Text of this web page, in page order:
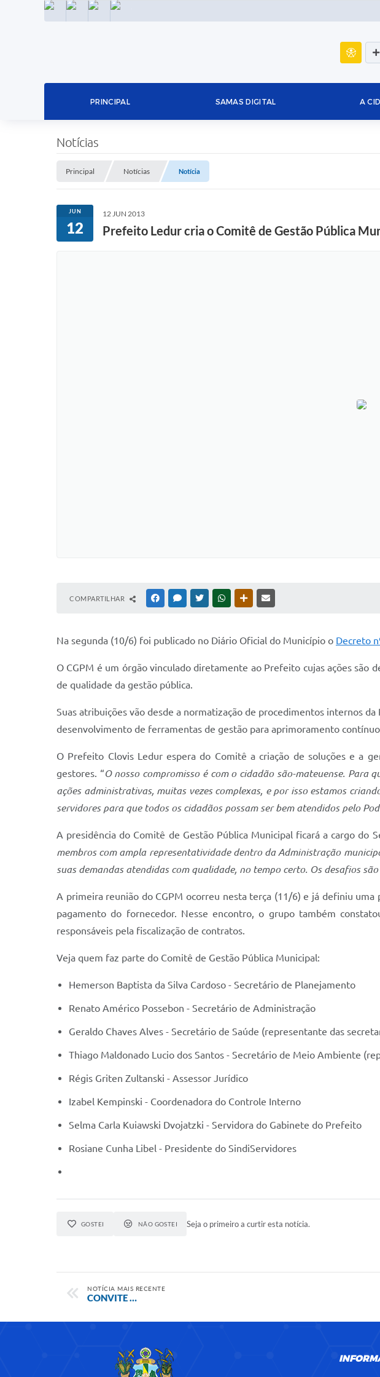
INSTAGRAMFACEBOOKLINKEDIN
PRINCIPAL SAMAS DIGITAL A
Notícias
Principal Notícias Notícia
JUN
12
12 JUN 2013
Prefeito Ledur cria o Comitê de Gestão Pública
COMPARTILHAR FACEBOOKMESSENGER
TWITTERWHATSAPPOUTRAS MÍDIAS
Na segunda (10/6) foi publicado no Diário Oficial do Município o Decreto
O CGPM é um órgão vinculado diretamente ao Prefeito cujas ações são
de qualidade da gestão pública.
Suas atribuições vão desde a normatização de procedimentos internos
desenvolvimento de ferramentas de gestão para aprimoramento contínuo
O Prefeito Clovis Ledur espera do Comitê a criação de soluções e a
gestores. “O nosso compromisso é com o cidadão são-mateuense. Para
ações administrativas, muitas vezes complexas, e por isso estamos
servidores para que todos os cidadãos possam ser bem atendidos pelo
A presidência do Comitê de Gestão Pública Municipal ficará a cargo do
membros com ampla representatividade dentro da Administração
suas demandas atendidas com qualidade, no tempo certo. Os desafios
A primeira reunião do CGPM ocorreu nesta terça (11/6) e já definiu
pagamento do fornecedor. Nesse encontro, o grupo também
responsáveis pela fiscalização de contratos.
Veja quem faz parte do Comitê de Gestão Pública Municipal:
Hemerson Baptista da Silva Cardoso - Secretário de Planejamento
Renato Américo Possebon - Secretário de Administração
Geraldo Chaves Alves - Secretário de Saúde (representante das
Thiago Maldonado Lucio dos Santos - Secretário de Meio Ambiente
Régis Griten Zultanski - Assessor Jurídico
Izabel Kempinski - Coordenadora do Controle Interno
Selma Carla Kuiawski Dvojatzki - Servidora do Gabinete do Prefeito
Rosiane Cunha Libel - Presidente do SindiServidores
GOSTEI NÃO GOSTEI Seja o primeiro a curtir esta notícia.
NOTÍCIA MAIS RECENTE
CONVITE …